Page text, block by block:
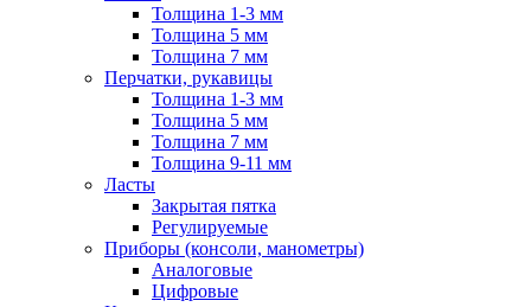
Толщина 1-3 мм
Толщина 5 мм
Толщина 7 мм
Перчатки, рукавицы
Толщина 1-3 мм
Толщина 5 мм
Толщина 7 мм
Толщина 9-11 мм
Ласты
Закрытая пятка
Регулируемые
Приборы (консоли, манометры)
Аналоговые
Цифровые